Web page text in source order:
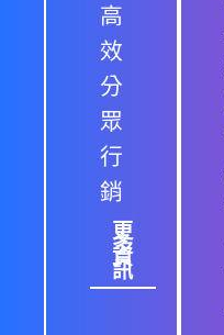
高
效
分
眾
行
銷
更
多
資
訊